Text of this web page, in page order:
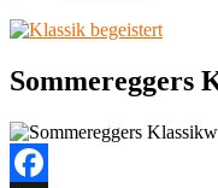
Sommereggers